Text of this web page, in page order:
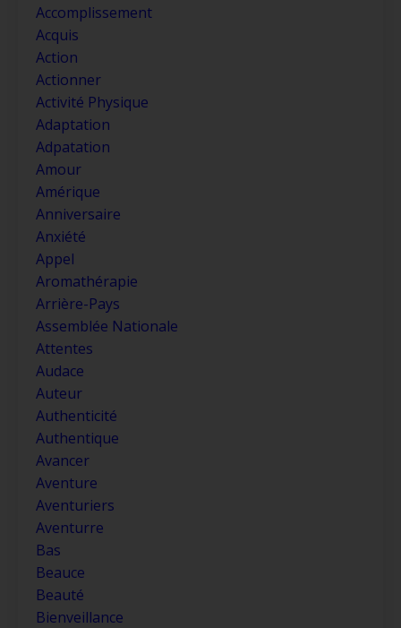
Accomplissement
Acquis
Action
Actionner
Activité Physique
Adaptation
Adpatation
Amour
Amérique
Anniversaire
Anxiété
Appel
Aromathérapie
Arrière-Pays
Assemblée Nationale
Attentes
Audace
Auteur
Authenticité
Authentique
Avancer
Aventure
Aventuriers
Aventurre
Bas
Beauce
Beauté
Bienveillance